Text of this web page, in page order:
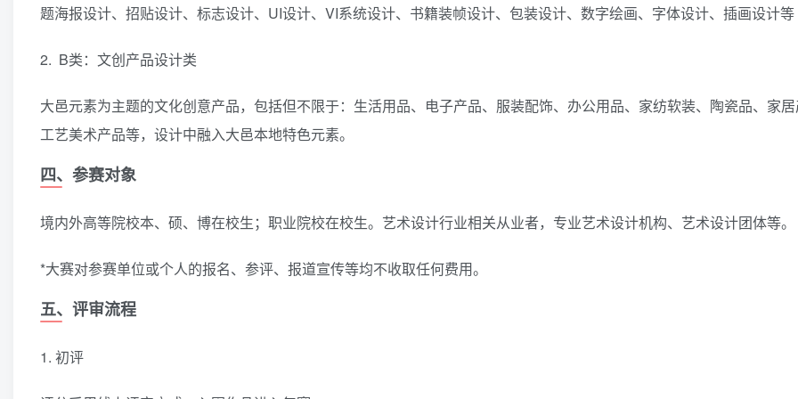
题海报设计、招贴设计、标志设计、UI设计、VI系统设计、书籍装帧设计、包装设计、数字绘画、字体设计、插画设计等
2. B类：文创产品设计类
大邑元素为主题的文化创意产品，包括但不限于：生活用品、电子产品、服装配饰、办公用品、家纺软装、陶瓷品、家
工艺美术产品等，设计中融入大邑本地特色元素。
四、参赛对象
境内外高等院校本、硕、博在校生；职业院校在校生。艺术设计行业相关从业者，专业艺术设计机构、艺术设计团体等。
*大赛对参赛单位或个人的报名、参评、报道宣传等均不收取任何费用。
五、评审流程
1. 初评